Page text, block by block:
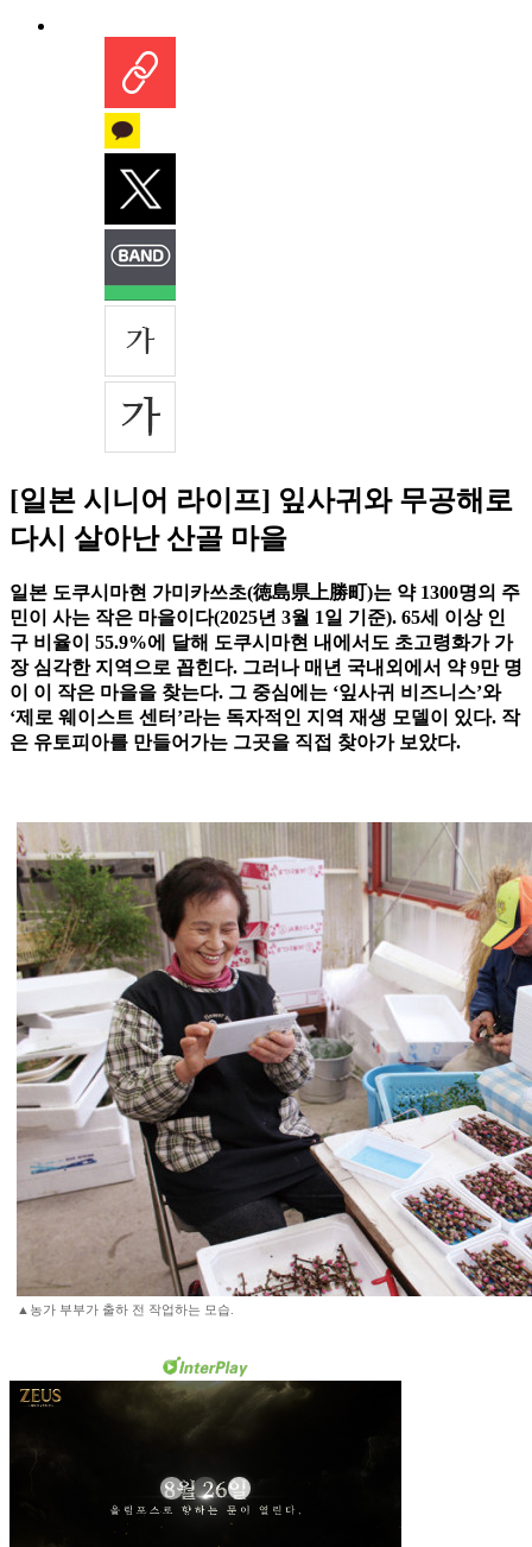
[일본 시니어 라이프] 잎사귀와 무공해로
다시 살아난 산골 마을
일본 도쿠시마현 가미카쓰초(徳島県上勝町)는 약 1300명의 주
민이 사는 작은 마을이다(2025년 3월 1일 기준). 65세 이상 인
구 비율이 55.9%에 달해 도쿠시마현 내에서도 초고령화가 가
장 심각한 지역으로 꼽힌다. 그러나 매년 국내외에서 약 9만 명
이 이 작은 마을을 찾는다. 그 중심에는 ‘잎사귀 비즈니스’와
‘제로 웨이스트 센터’라는 독자적인 지역 재생 모델이 있다. 작
은 유토피아를 만들어가는 그곳을 직접 찾아가 보았다.
▲농가 부부가 출하 전 작업하는 모습.